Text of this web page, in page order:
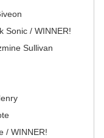
Sonic / WINNER!
Sullivan
/ WINNER!